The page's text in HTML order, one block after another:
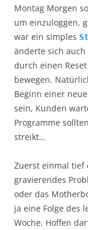
Montag Morgen
um einzuloggen,
war ein simples
änderte sich
durch einen
bewegen.
Beginn einer
sein, Kunden
Programme
streikt…
Zuerst einmal tief
gravierendes
oder das
ja eine Folge des
Woche. Hoffen